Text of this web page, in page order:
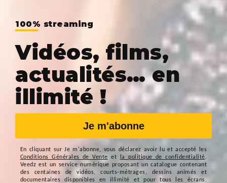
100% streaming
Vidéos, films,
actualités… en
illimité !
Je m'abonne
En cliquant surJe m'abonne, vous déclarez avoir lu et accepté les
Conditions Générales de Vente et la politique de confidentialité.
Veedz est un service numérique proposant un catalogue contenant
des centaines de vidéos, courts-métrages, dessins animés et
documentaires disponibles en illimité et pour tous les écrans.